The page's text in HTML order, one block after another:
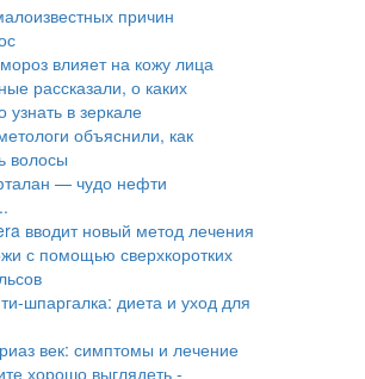
причин
влияет на кожу лица
рассказали, о каких
в зеркале
объяснили, как
волосы
— чудо нефти
вводит новый метод лечения
с помощью сверхкоротких
шпаргалка: диета и уход для
век: симптомы и лечение
хорошо выглядеть -